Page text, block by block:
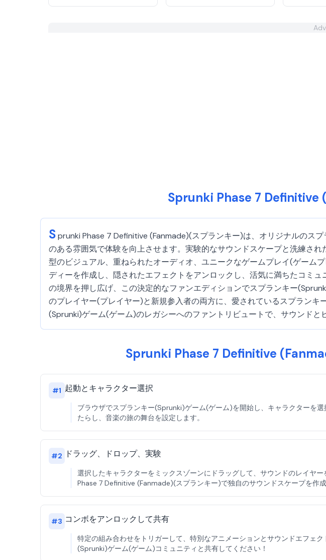
Slaughter
Sprunki Phase 7 Definitive
Sprunki Phase 7 Definitive (Fanmade)(スプランキー)は、オリジナルのス
のある雰囲気で体験を向上させます。実験的なサウンドスケープと洗練さ
型のビジュアル、重ねられたオーディオ、ユニークなゲームプレイ(ゲーム
ディーを作成し、隠されたエフェクトをアンロックし、活気に満ちたコミ
の境界を押し広げ、この決定的なファンエディションでスプランキー
のプレイヤー(プレイヤー)と新規参入者の両方に、愛されているスプラン
(Sprunki)ゲーム(ゲーム)のレガシーへのファントリビュートで、サウンドと
Sprunki Phase 7 Definitive
#1 起動とキャラクター選択
ブラウザでスプランキー(Sprunki)ゲーム(ゲーム)を開始し、キャラクターを
たらし、音楽の旅の舞台を設定します。
#2 ドラッグ、ドロップ、実験
選択したキャラクターをミックスゾーンにドラッグして、サウンドのレイヤ
Phase 7 Definitive (Fanmade)(スプランキー)で独自のサウンドスケープを作成
#3 コンボをアンロックして共有
特定の組み合わせをトリガーして、特別なアニメーションとサウンドエフェ
(Sprunki)ゲーム(ゲーム)コミュニティと共有してください！